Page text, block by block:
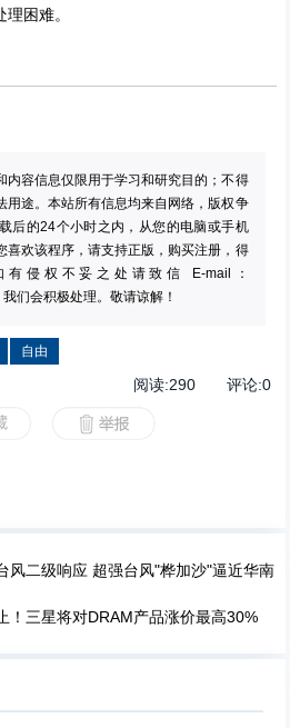
困难。
内容信息仅限用于学习和研究目的；不得
用途。本站所有信息均来自网络，版权争
后的24个小时之内，从您的电脑或手机
喜欢该程序，请支持正版，购买注册，得
侵权不妥之处请致信 E-mail：
我们会积极处理。敬请谅解！
自由
阅读:290评论:0
风二级响应 超强台风"桦加沙"逼近华南
！三星将对DRAM产品涨价最高30%